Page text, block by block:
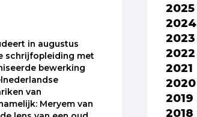
in augustus
schrijfopleiding met
bewerking
van
Meryem van
2025
2024
2023
2022
2021
2020
2019
2018